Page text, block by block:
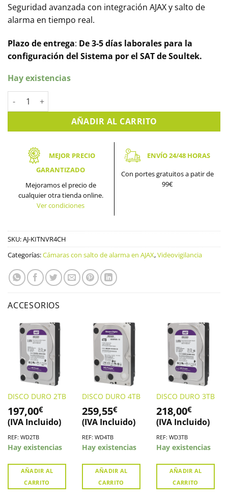
Seguridad avanzada con integración AJAX y salto de
alarma en tiempo real.
Plazo de entrega: De 3-5 días laborales para la
configuración del Sistema por el SAT de Soultek.
Hay existencias
Kit Grabador PoE Dahua de 4 canales con salto de alarma en
AÑADIR AL CARRITO
MEJOR PRECIO
GARANTIZADO
Mejoramos el precio de
cualquier otra tienda online.
Ver condiciones
ENVÍO 24/48 HORAS
Con portes gratuitos a patir de
99€
SKU:AJ-KITNVR4CH
Categorías:Cámaras con salto de alarma en AJAX,Videovigilancia
ACCESORIOS
DISCO DURO 2TB
197,00€
(IVA Incluido)
REF: WD2TB
Hay existencias
AÑADIR AL
CARRITO
DISCO DURO 4TB
259,55€
(IVA Incluido)
REF: WD4TB
Hay existencias
AÑADIR AL
CARRITO
DISCO DURO 3TB
218,00€
(IVA Incluido)
REF: WD3TB
Hay existencias
AÑADIR AL
CARRITO